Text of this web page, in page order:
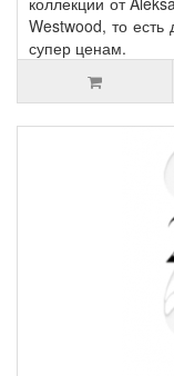
Westwood, то
супер ценам.